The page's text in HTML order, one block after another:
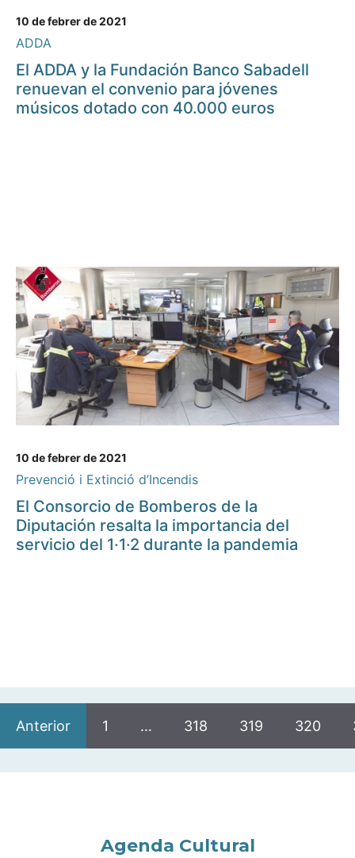
10 de febrer de 2021
ADDA
El ADDA y la Fundación Banco Sabadell
renuevan el convenio para jóvenes
músicos dotado con 40.000 euros
10 de febrer de 2021
Prevenció i Extinció d’Incendis
El Consorcio de Bomberos de la
Diputación resalta la importancia del
servicio del 1·1·2 durante la pandemia
Anterior 1 … 318 319 320
Agenda Cultural